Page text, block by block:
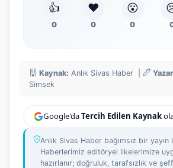
👍
0
❤️
0
😮
0
Kaynak: Anlık Sivas Haber |
Simsek
Google'daTercih Edilen Kaynak
Anlık Sivas Haber bağımsız bir yayın
Haberlerimiz editöryel ilkelerimize
hazırlanır; doğruluk, tarafsızlık ve